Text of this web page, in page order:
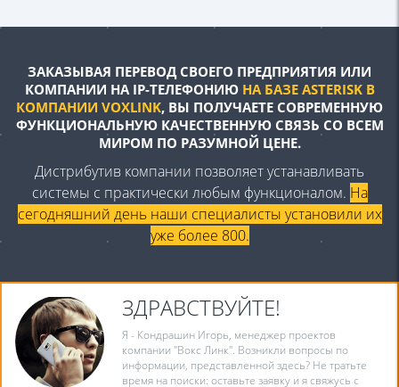
ЗАКАЗЫВАЯ ПЕРЕВОД СВОЕГО ПРЕДПРИЯТИЯ ИЛИ
КОМПАНИИ НАIP-ТЕЛЕФОНИЮ НА БАЗЕ ASTERISK В
КОМПАНИИ VOXLINK, ВЫ ПОЛУЧАЕТЕ СОВРЕМЕННУЮ
ФУНКЦИОНАЛЬНУЮКАЧЕСТВЕННУЮ СВЯЗЬ СО ВСЕМ
МИРОМ ПО РАЗУМНОЙ ЦЕНЕ.
Дистрибутив компании позволяет устанавливать
системы с практически любым функционалом. На
сегодняшний день наши специалисты установили их
уже более 800.
ЗДРАВСТВУЙТЕ!
Я - Кондрашин Игорь, менеджер проектов
компании "Вокс Линк". Возникли вопросы по
информации, представленной здесь? Не тратьте
время на поиски: оставьте заявку и я свяжусь с